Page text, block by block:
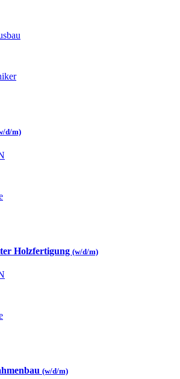
d/m)
Holzfertigung (w/d/m)
(w/d/m)